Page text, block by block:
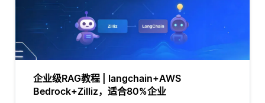
企业级RAG教程 | langchain+AWS
Bedrock+Zilliz，适合80%企业